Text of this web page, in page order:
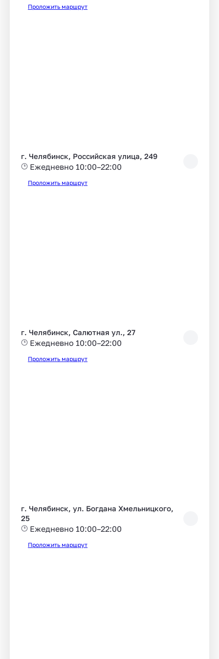
Проложить маршрут
г. Челябинск, Российская улица, 249
Ежедневно 10:00–22:00
Проложить маршрут
г. Челябинск, Салютная ул., 27
Ежедневно 10:00–22:00
Проложить маршрут
г. Челябинск, ул. Богдана Хмельницкого,
25
Ежедневно 10:00–22:00
Проложить маршрут